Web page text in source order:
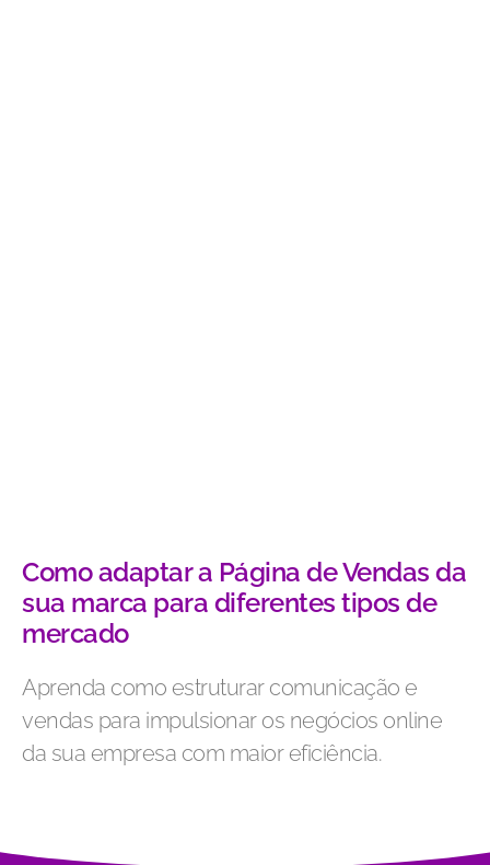
Como adaptar a Página de Vendas da
sua marca para diferentes tipos de
mercado
Aprenda como estruturar comunicação e
vendas para impulsionar os negócios online
da sua empresa com maior eficiência.